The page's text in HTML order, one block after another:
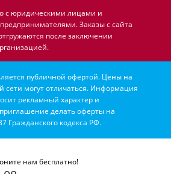
с юридическими лицами и
Заказы с сайта
после заключении
публичной офертой. Цены на
сети могут отличаться. Информация
рекламный характер и
делать оферты на
Гражданского кодекса РФ.
нам бесплатно!